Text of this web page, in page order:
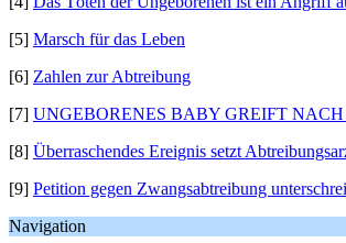
[5] Marsch für das Leben
[6] Zahlen zur Abtreibung
[7] UNGEBORENES BABY GREIFT
[8] Überraschendes Ereignis setzt
[9] Petition gegen Zwangsabtreibung
Navigation